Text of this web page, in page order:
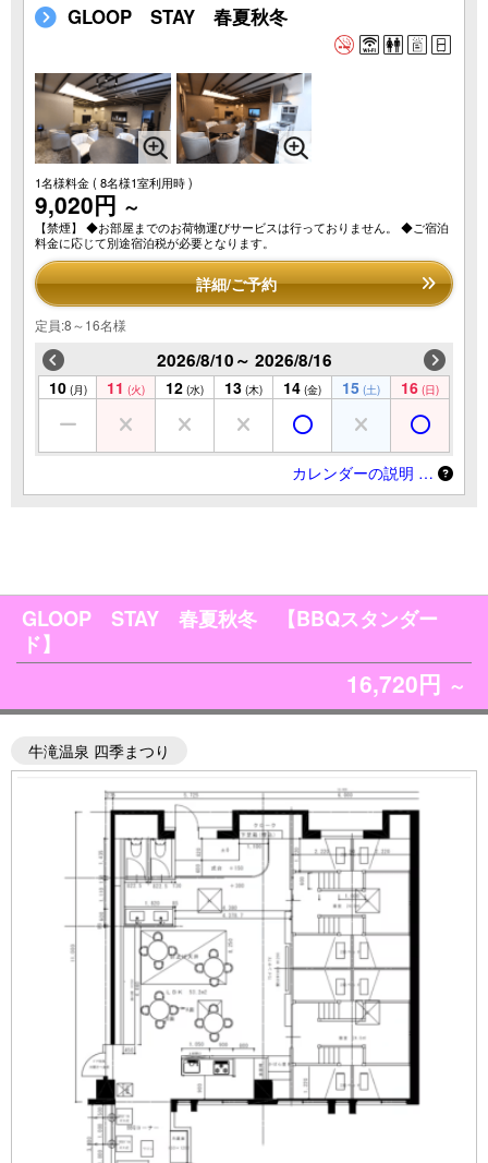
GLOOP STAY 春夏秋冬
1名様料金( 8名様1室利用時 )
9,020円 ～
【禁煙】 ◆お部屋までのお荷物運びサービスは行っておりません。 ◆ご宿泊
料金に応じて別途宿泊税が必要となります。
詳細/ご予約
定員:8～16名様
2026/8/10～ 2026/8/16
10 (月) 11 (火) 12 (水) 13 (木) 14 (金) 15 (土) 16 (日)
カレンダーの説明 …
GLOOP STAY 春夏秋冬 【BBQスタンダー
ド】
16,720円 ～
牛滝温泉 四季まつり